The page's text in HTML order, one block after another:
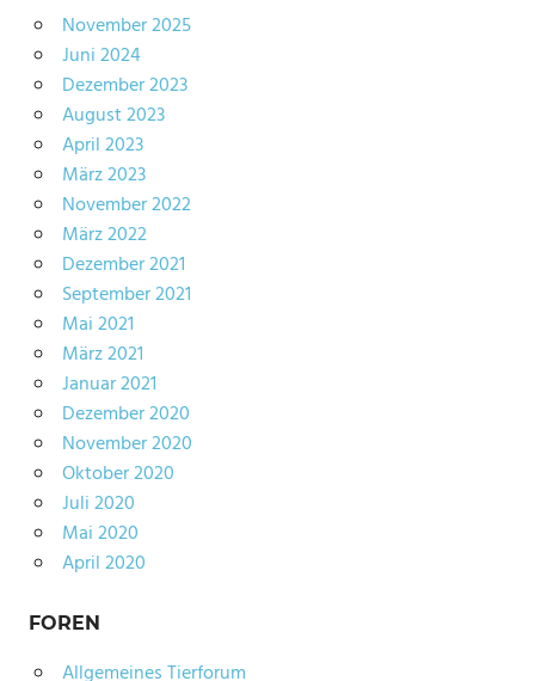
November 2025
Juni 2024
Dezember 2023
August 2023
April 2023
März 2023
November 2022
März 2022
Dezember 2021
September 2021
Mai 2021
März 2021
Januar 2021
Dezember 2020
November 2020
Oktober 2020
Juli 2020
Mai 2020
April 2020
FOREN
Allgemeines Tierforum